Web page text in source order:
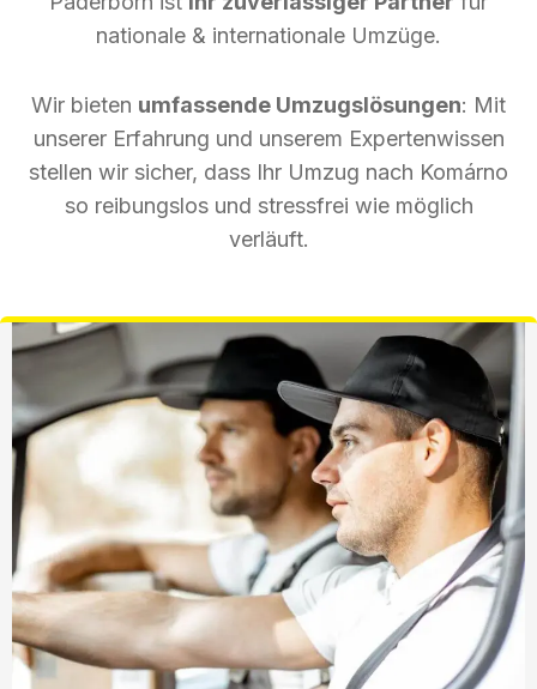
nationale & internationale Umzüge.
Wir bieten umfassende Umzugslösungen: Mit
unserer Erfahrung und unserem Expertenwissen
stellen wir sicher, dass Ihr Umzug nach Komárno
so reibungslos und stressfrei wie möglich
verläuft.